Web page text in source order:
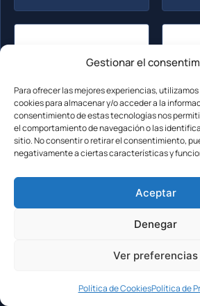
Gestionar el
Para ofrecer las mejores experiencias,
cookies para almacenar y/o acceder a la
consentimiento de estas tecnologías nos
el comportamiento de navegación o las
sitio. No consentir o retirar el consentimiento,
negativamente a ciertas características y
Aceptar
Denegar
Ver preferencias
Política de CookiesPolítica de
Thomann C-404 NT Set:
Test
w/
sonido